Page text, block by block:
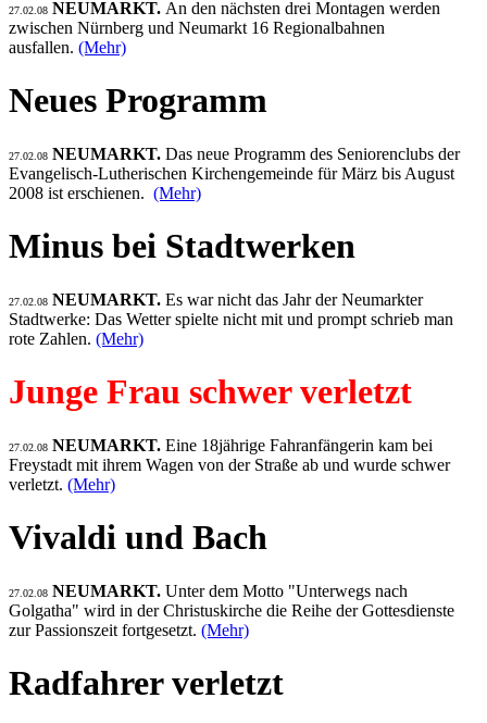
27.02.08 NEUMARKT. An den nächsten drei Montagen werden
zwischen Nürnberg und Neumarkt 16 Regionalbahnen
ausfallen. (Mehr)
Neues Programm
27.02.08 NEUMARKT. Das neue Programm des Seniorenclubs der
Evangelisch-Lutherischen Kirchengemeinde für März bis August
2008 ist erschienen. (Mehr)
Minus bei Stadtwerken
27.02.08 NEUMARKT. Es war nicht das Jahr der Neumarkter
Stadtwerke: Das Wetter spielte nicht mit und prompt schrieb man
rote Zahlen. (Mehr)
Junge Frau schwer verletzt
27.02.08 NEUMARKT. Eine 18jährige Fahranfängerin kam bei
Freystadt mit ihrem Wagen von der Straße ab und wurde schwer
verletzt. (Mehr)
Vivaldi und Bach
27.02.08 NEUMARKT. Unter dem Motto "Unterwegs nach
Golgatha" wird in der Christuskirche die Reihe der Gottesdienste
zur Passionszeit fortgesetzt. (Mehr)
Radfahrer verletzt